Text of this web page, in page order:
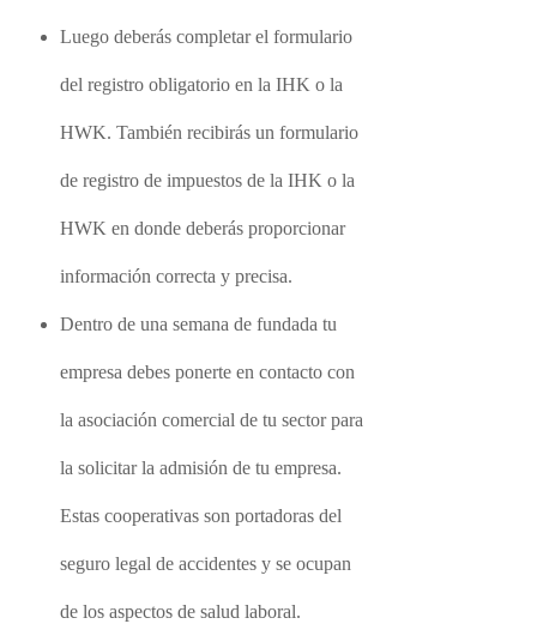
Luego deberás completar el formulario
del registro obligatorio en la IHK o la
HWK. También recibirás un formulario
de registro de impuestos de la IHK o la
HWK en donde deberás proporcionar
información correcta y precisa.
Dentro de una semana de fundada tu
empresa debes ponerte en contacto con
la asociación comercial de tu sector para
la solicitar la admisión de tu empresa.
Estas cooperativas son portadoras del
seguro legal de accidentes y se ocupan
de los aspectos de salud laboral.